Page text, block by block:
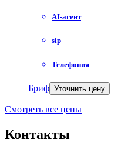
AI-агент
sip
Телефония
Бриф Уточнить цену
Смотреть все цены
Контакты